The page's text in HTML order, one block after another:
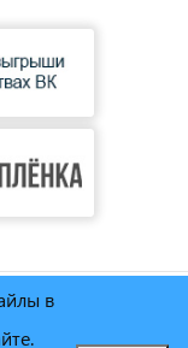
"Торговый дом
в